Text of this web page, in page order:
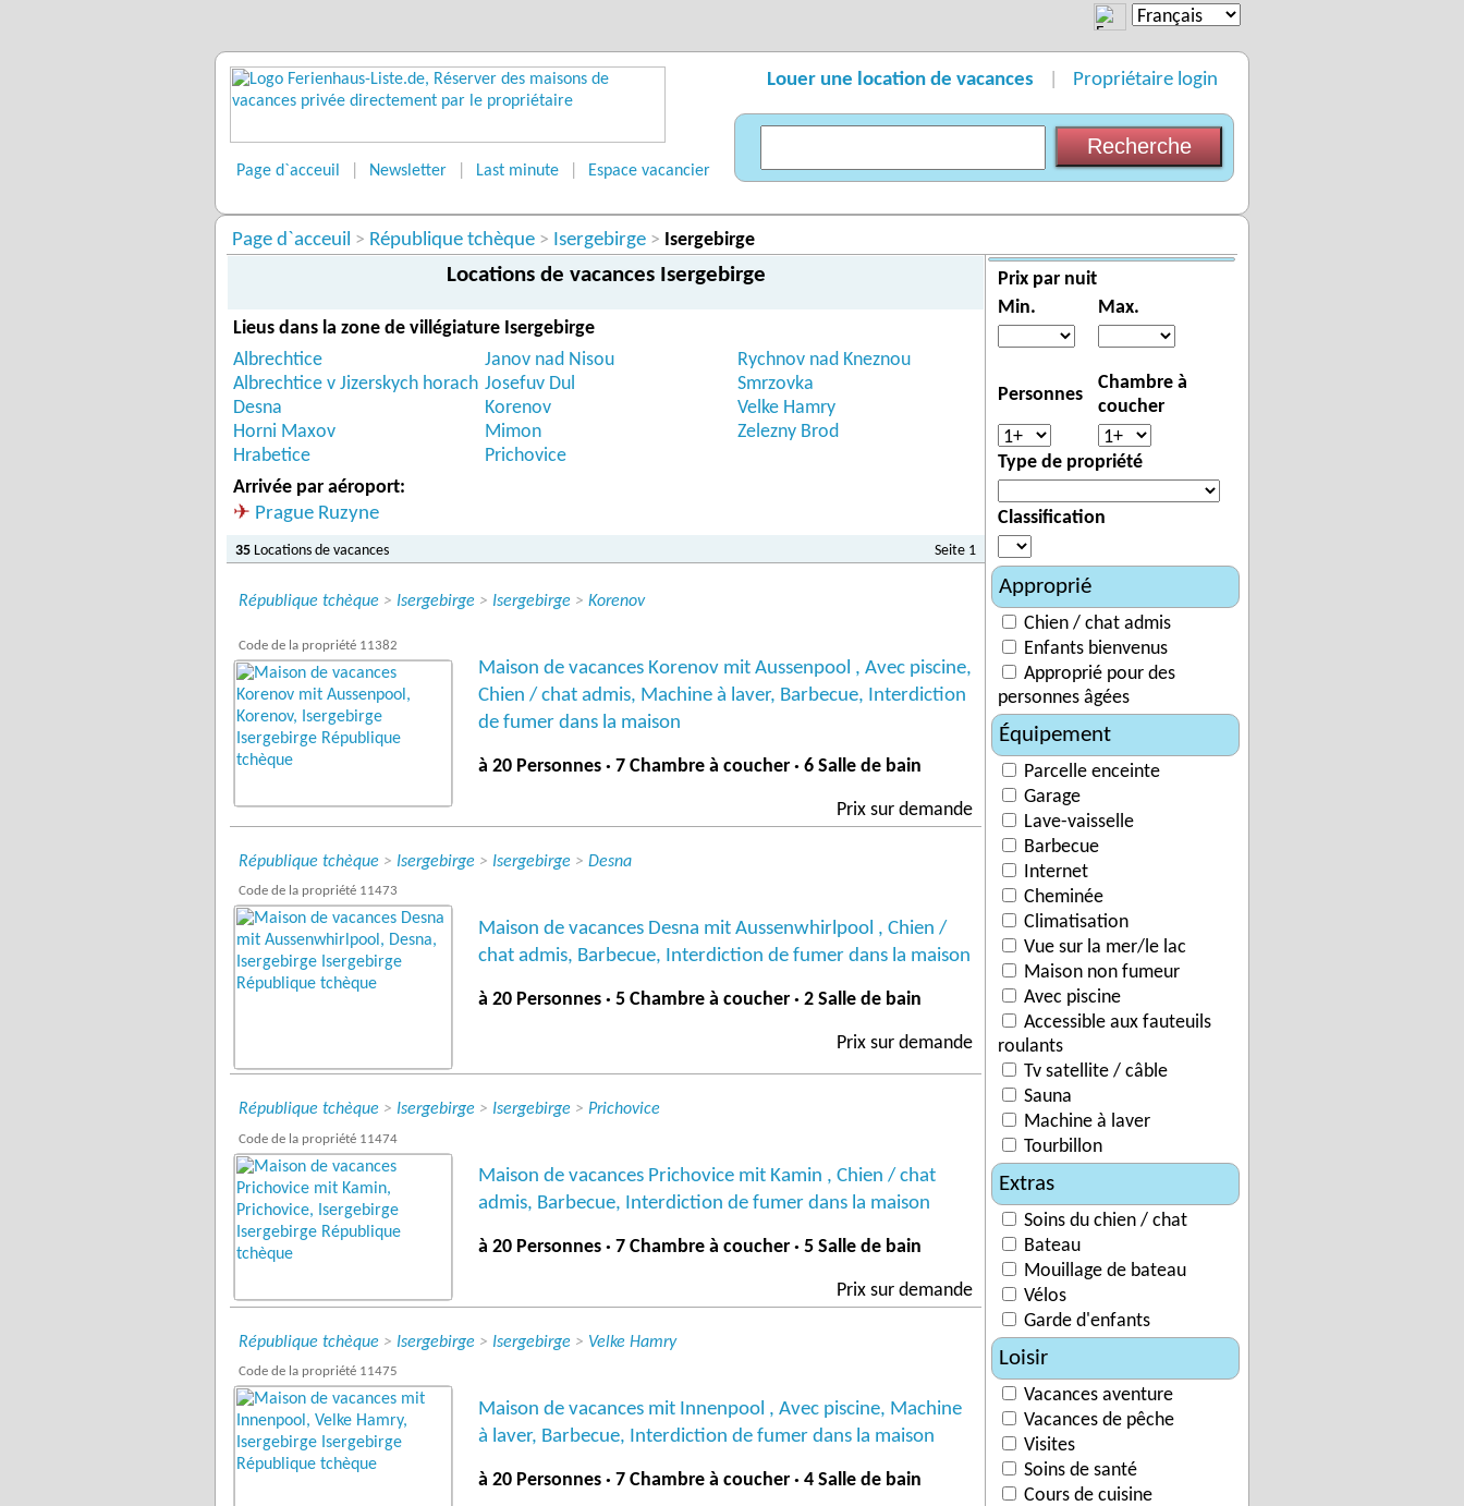
Page d`acceuil Newsletter Last minute Espace vacancier
Louer une location de vacances Propriétaire login
Page d`acceuil > République tchèque > Isergebirge > Isergebirge
Locations de vacances Isergebirge
Lieus dans la zone de villégiature Isergebirge
Albrechtice
Albrechtice v Jizerskych horach
Desna
Horni Maxov
Hrabetice
Janov nad Nisou
Josefuv Dul
Korenov
Mimon
Prichovice
Rychnov nad Kneznou
Smrzovka
Velke Hamry
Zelezny Brod
Arrivée par aéroport:
✈ Prague Ruzyne
35 Locations de vacances Seite 1
République tchèque > Isergebirge > Isergebirge > Korenov
Code de la propriété 11382
Maison de vacances Korenov mit Aussenpool , Avec piscine,
Chien / chat admis, Machine à laver, Barbecue, Interdiction
de fumer dans la maison
à 20 Personnes · 7 Chambre à coucher · 6 Salle de bain
Prix ​​sur demande
République tchèque > Isergebirge > Isergebirge > Desna
Code de la propriété 11473
Maison de vacances Desna mit Aussenwhirlpool , Chien /
chat admis, Barbecue, Interdiction de fumer dans la maison
à 20 Personnes · 5 Chambre à coucher · 2 Salle de bain
Prix ​​sur demande
République tchèque > Isergebirge > Isergebirge > Prichovice
Code de la propriété 11474
Maison de vacances Prichovice mit Kamin , Chien / chat
admis, Barbecue, Interdiction de fumer dans la maison
à 20 Personnes · 7 Chambre à coucher · 5 Salle de bain
Prix ​​sur demande
République tchèque > Isergebirge > Isergebirge > Velke Hamry
Code de la propriété 11475
Maison de vacances mit Innenpool , Avec piscine, Machine
à laver, Barbecue, Interdiction de fumer dans la maison
à 20 Personnes · 7 Chambre à coucher · 4 Salle de bain
Prix par nuit
Min.
Max.
Personnes
Chambre à
coucher
Type de propriété
Classification
Approprié
Chien / chat admis
Enfants bienvenus
Approprié pour des
personnes âgées
Équipement
Parcelle enceinte
Garage
Lave-vaisselle
Barbecue
Internet
Cheminée
Climatisation
Vue sur la mer/le lac
Maison non fumeur
Avec piscine
Accessible aux fauteuils
roulants
Tv satellite / câble
Sauna
Machine à laver
Tourbillon
Extras
Soins du chien / chat
Bateau
Mouillage de bateau
Vélos
Garde d'enfants
Loisir
Vacances aventure
Vacances de pêche
Visites
Soins de santé
Cours de cuisine